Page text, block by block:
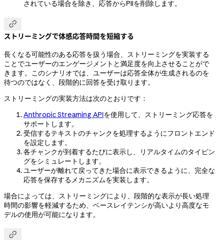
されている場合を除き、応答からPIIを削除します。

ストリーミングで体感応答時間を短縮する
長くなる可能性のある応答を扱う場合、ストリーミングを実装する
ことでユーザーのエンゲージメントと満足度を向上させることがで
きます。このシナリオでは、ユーザーは応答全体が生成されるのを
待つのではなく、段階的に回答を受け取ります。
ストリーミングの実装方法は次のとおりです：
Anthropic Streaming APIを使用して、ストリーミング応答を
サポートします。
受信するテキストのチャンクを処理するようにフロントエンド
を設定します。
各チャンクが到着するたびに表示し、リアルタイムのタイピン
グをシミュレートします。
ユーザーが離れて戻ってきた場合に表示できるように、完全な
応答を保存するメカニズムを実装します。
場合によっては、ストリーミングにより、段階的な表示が長い処理
時間の影響を軽減するため、ベースレイテンシが高いより高度なモ
デルの使用が可能になります。
